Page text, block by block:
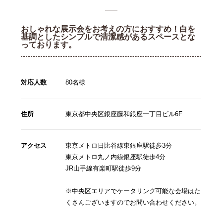
おしゃれな展示会をお考えの方におすすめ！白を
基調としたシンプルで清潔感があるスペースとな
っております。
対応人数 80名様
住所 東京都中央区銀座藤和銀座一丁目ビル6F
アクセス
東京メトロ日比谷線東銀座駅徒歩3分
東京メトロ丸ノ内線銀座駅徒歩4分
JR山手線有楽町駅徒歩9分
※中央区エリアでケータリング可能な会場はた
くさんございますのでお問い合わせください。